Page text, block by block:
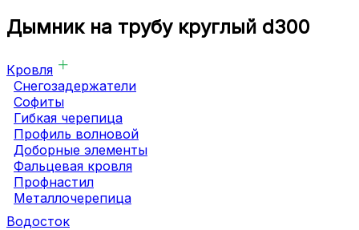
Дымник на трубу круглый d300
Кровля
Снегозадержатели
Софиты
Гибкая черепица
Профиль волновой
Доборные элементы
Фальцевая кровля
Профнастил
Металлочерепица
Водосток